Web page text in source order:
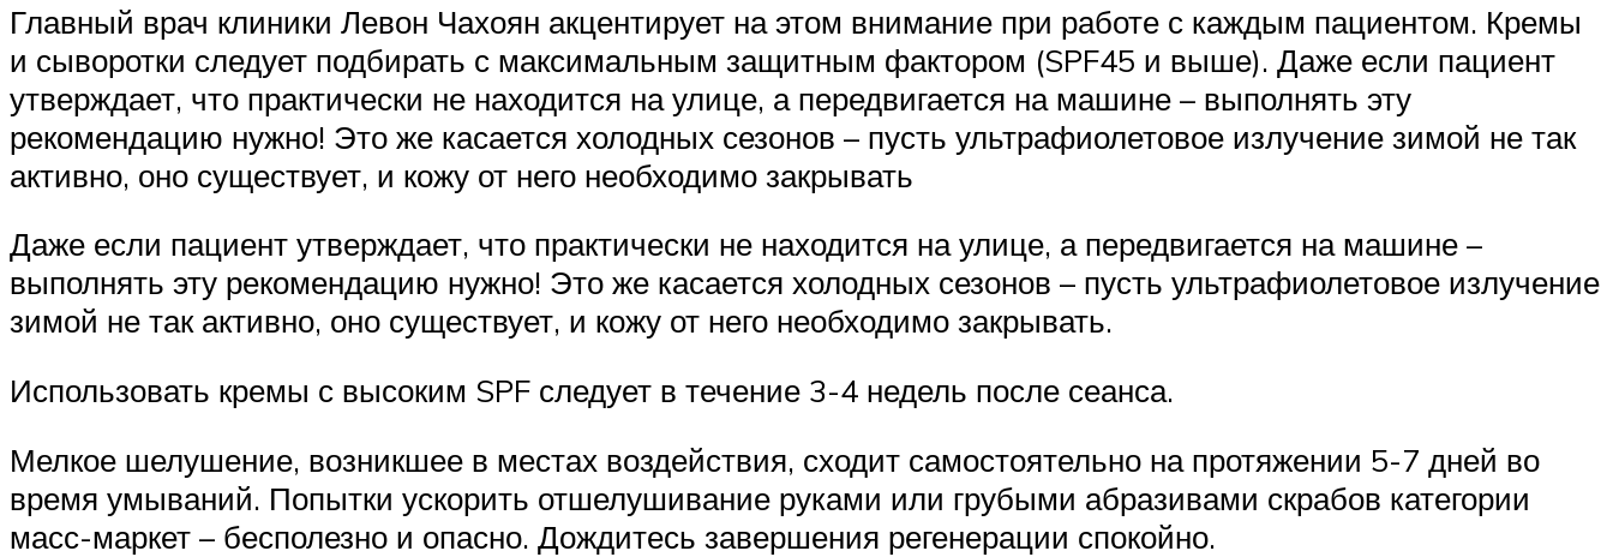
Главный врач клиники Левон Чахоян акцентирует на этом внимание при работе с каждым пациентом. Кремы
и сыворотки следует подбирать с максимальным защитным фактором (SPF45 и выше). Даже если пациент
утверждает, что практически не находится на улице, а передвигается на машине – выполнять эту
рекомендацию нужно! Это же касается холодных сезонов – пусть ультрафиолетовое излучение зимой не так
активно, оно существует, и кожу от него необходимо закрывать
Даже если пациент утверждает, что практически не находится на улице, а передвигается на машине –
выполнять эту рекомендацию нужно! Это же касается холодных сезонов – пусть ультрафиолетовое излучение
зимой не так активно, оно существует, и кожу от него необходимо закрывать.
Использовать кремы с высоким SPF следует в течение 3-4 недель после сеанса.
Мелкое шелушение, возникшее в местах воздействия, сходит самостоятельно на протяжении 5-7 дней во
время умываний. Попытки ускорить отшелушивание руками или грубыми абразивами скрабов категории
масс-маркет – бесполезно и опасно. Дождитесь завершения регенерации спокойно.